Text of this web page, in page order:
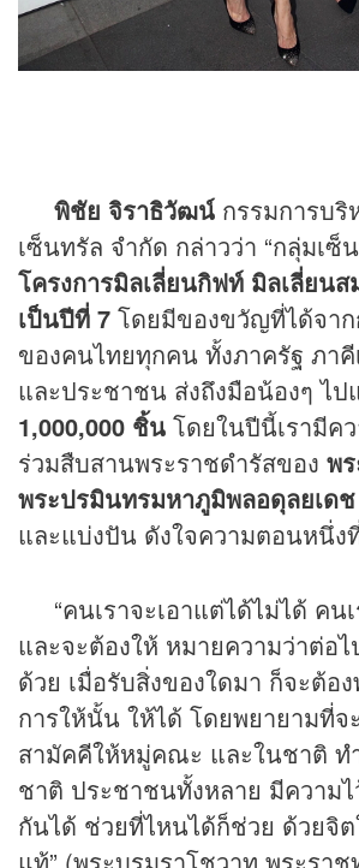
พิชัย จิราธิวัฒน์ กรรมการบ
เซ็นทรัล จำกัด กล่าวว่า “กลุ่มเซ็
โครงการมิลเลี่ยนกิฟท์ มิลเลี่ยนส
เป็นปีที่ 7 โดยมีของขวัญที่ได้จา
ของคนไทยทุกคน ทั้งภาครัฐ ภา
และประชาชน ส่งถึงมือน้องๆ ไป
1,000,000 ชิ้น โดยในปีนี้เรามีค
ร่วมสืบสานพระราชดำรัสของ พ
พระปรมินทรมหาภูมิพลอดุลยเดช
และแบ่งปัน ดังใจความตอนหนึ่ง
“คนเราจะเอาแต่ได้ไม่ได้ คน
และจะต้องให้ หมายความว่าต่อ
ด้วย เมื่อรับสิ่งของใดมา ก็จะต้อ
การให้นั้น ให้ได้ โดยพยายามที่จ
สามัคคีให้หมู่คณะ และในชาติ
ชาติ ประชาชนทั้งหลาย มีความ
กันได้ ช่วยที่ไหนได้ก็ช่วย ด้วยจิต